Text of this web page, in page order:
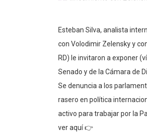
Esteban Silva, analista
con Volodimir Zelensky y
RD) le invitaron a exponer
Senado y de la Cámara de
Se denuncia a los
rasero en política
activo para trabajar por la
ver aquí 👉